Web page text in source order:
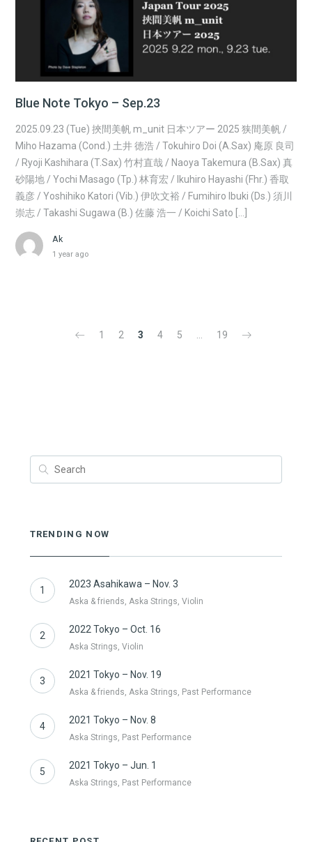
Blue Note Tokyo – Sep.23
2025.09.23 (Tue) 挾間美帆 m_unit 日本ツアー 2025 狭間美帆 /
Miho Hazama (Cond.) 土井 徳浩 / Tokuhiro Doi (A.Sax) 庵原 良司
/ Ryoji Kashihara (T.Sax) 竹村直哉 / Naoya Takemura (B.Sax) 真
砂陽地 / Yochi Masago (Tp.) 林育宏 / Ikuhiro Hayashi (Fhr.) 香取
義彦 / Yoshihiko Katori (Vib.) 伊吹文裕 / Fumihiro Ibuki (Ds.) 須川
崇志 / Takashi Sugawa (B.) 佐藤 浩一 / Koichi Sato […]
Ak
1 year ago
1 2 3 4 5 … 19
TRENDING NOW
1
2023 Asahikawa – Nov. 3
Aska & friends, Aska Strings, Violin
2
2022 Tokyo – Oct. 16
Aska Strings, Violin
3
2021 Tokyo – Nov. 19
Aska & friends, Aska Strings, Past Performance
4
2021 Tokyo – Nov. 8
Aska Strings, Past Performance
5
2021 Tokyo – Jun. 1
Aska Strings, Past Performance